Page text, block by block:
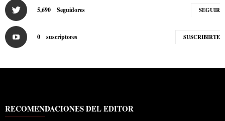
5,690 Seguidores SEGUIR
0 suscriptores SUSCRIBIRTE
RECOMENDACIONES DEL EDITOR